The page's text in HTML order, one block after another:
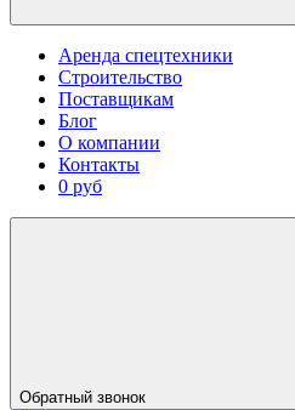
Аренда спецтехники
Строительство
Поставщикам
Блог
О компании
Контакты
0 руб
Обратный звонок